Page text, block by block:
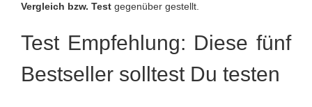
Vergleich bzw. Test gegenüber gestellt.
Test Empfehlung: Diese fünf
Bestseller solltest Du testen